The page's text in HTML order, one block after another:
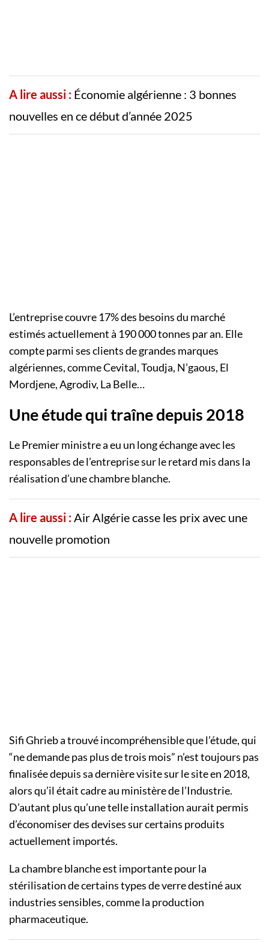
A lire aussi : Économie algérienne : 3 bonnes
nouvelles en ce début d’année 2025
L’entreprise couvre 17% des besoins du marché
estimés actuellement à 190 000 tonnes par an. Elle
compte parmi ses clients de grandes marques
algériennes, comme Cevital, Toudja, N’gaous, El
Mordjene, Agrodiv, La Belle…
Une étude qui traîne depuis 2018
Le Premier ministre a eu un long échange avec les
responsables de l’entreprise sur le retard mis dans la
réalisation d’une chambre blanche.
A lire aussi :Air Algérie casse les prix avec une
nouvelle promotion
Sifi Ghrieb a trouvé incompréhensible que l’étude, qui
“ne demande pas plus de trois mois” n’est toujours pas
finalisée depuis sa dernière visite sur le site en 2018,
alors qu’il était cadre au ministère de l’Industrie.
D’autant plus qu’une telle installation aurait permis
d’économiser des devises sur certains produits
actuellement importés.
La chambre blanche est importante pour la
stérilisation de certains types de verre destiné aux
industries sensibles, comme la production
pharmaceutique.